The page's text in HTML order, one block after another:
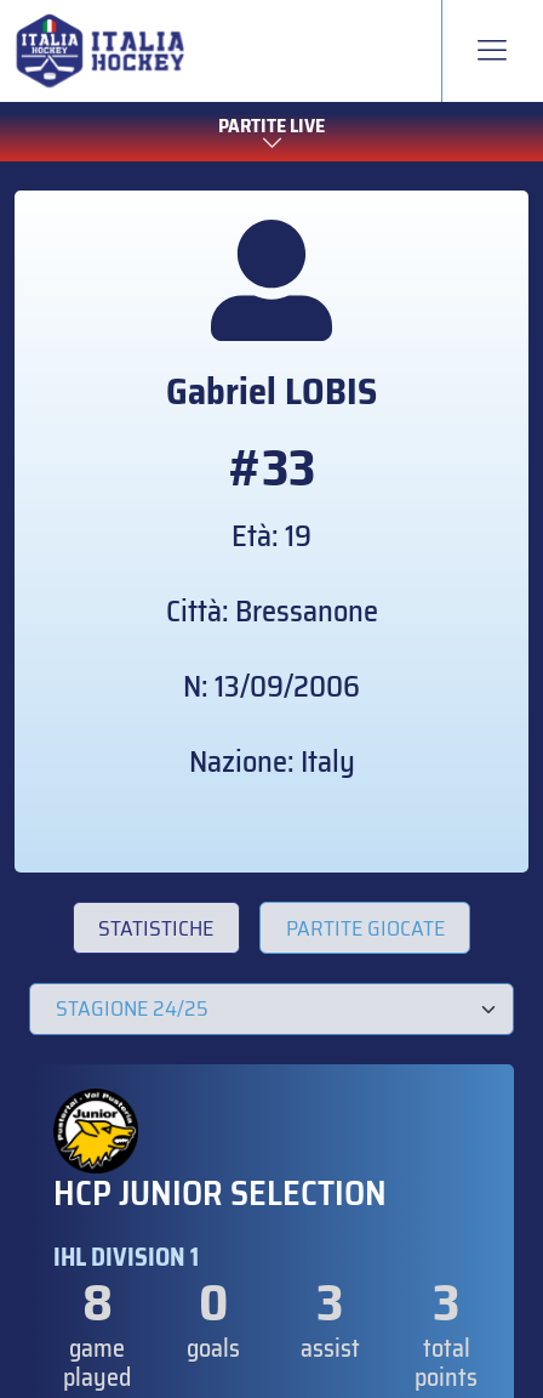
PARTITE LIVE
Gabriel LOBIS
#33
Età: 19
Città: Bressanone
N: 13/09/2006
Nazione: Italy
STATISTICHE PARTITE GIOCATE
HCP JUNIOR SELECTION
IHL DIVISION 1
8
game
played
0
goals
3
assist
3
total
points